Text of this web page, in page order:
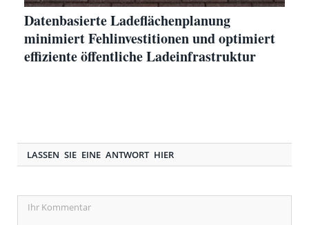
Datenbasierte Ladeflächenplanung
minimiert Fehlinvestitionen und optimiert
effiziente öffentliche Ladeinfrastruktur
LASSEN SIE EINE ANTWORT HIER